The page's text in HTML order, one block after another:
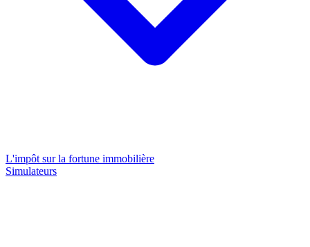
L'impôt sur la fortune immobilière
Simulateurs